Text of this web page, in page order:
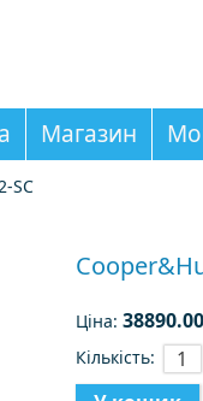
Магазин
SC
Ціна:
Кількість: